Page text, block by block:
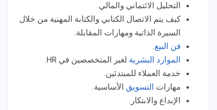
التحليل الائتماني والمالي.
كيف يتم الاتصال الكتابي والكتابة المهنية من خلال
السيرة الذاتية ومهارات المقابلة.
فن البيع.
الموارد البشرية لغير المتخصصين في HR.
خدمة العملاء للمبتدئين.
مهارات التسويق الأساسية.
الإبداع والابتكار.